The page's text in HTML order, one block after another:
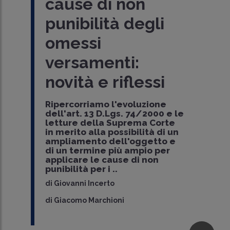
in legge è stata approvata alla
misure agevolative volte ad
incentivare il ricorso alle
en..
Andrea Mifsud-
presso la Corte di Cassazione
cause di non
punibilità degli
omessi
versamenti:
novità e riflessi
Ripercorriamo l'evoluzione
dell'art. 13 D.Lgs. 74/2000 e le
letture della Suprema Corte
in merito alla possibilità di un
ampliamento dell'oggetto e
di un termine più ampio per
applicare le cause di non
punibilità per i ..
di Giovanni Incerto
di Giacomo Marchioni